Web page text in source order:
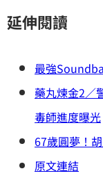
延伸閱讀
最強
藥丸煉金2／
毒師進度曝光
67歲圓夢！
原文連結